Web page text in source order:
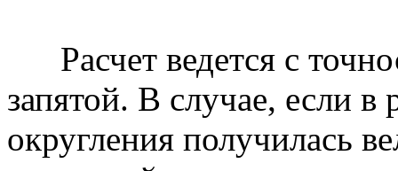
Расчет ведется с
запятой. В случае, если в
округления получилась